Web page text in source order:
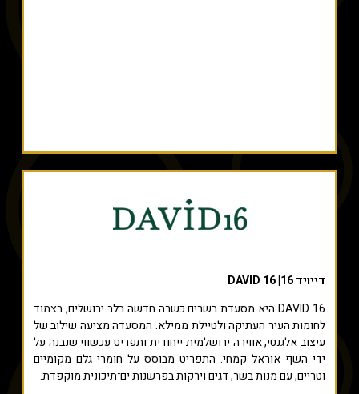
דייויד 16| DAVID 16
DAVID 16 היא מסעדת בשרים כשרה חדשה בלב ירושלים, בצמוד
לחומות העיר העתיקה ולטיילת ממילא. המסעדה מציעה שילוב של
עיצוב אלגנטי, אווירה ירושלמית ייחודית ותפריט עכשווי שנבנה על
ידי השף אוראל קמחי. התפריט מבוסס על חומרי גלם מקומיים
וטריים, עם מנות בשר, דגים וירקות בפרשנות ים־תיכונית מוקפדת.